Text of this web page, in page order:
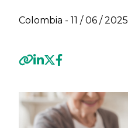
Colombia - 11 / 06 / 2025